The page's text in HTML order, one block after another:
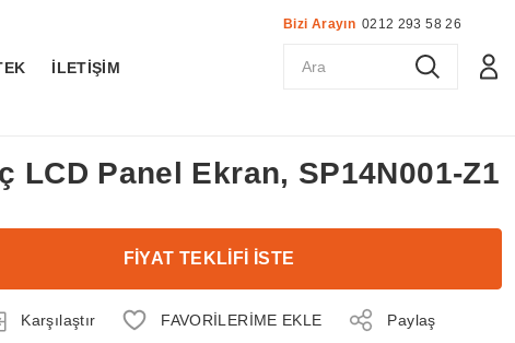
İLETİŞİM
Bizi Arayın 0212 293 58 26
LCD Panel Ekran, SP14N001-Z1
FİYAT TEKLİFİ İSTE
Karşılaştır Paylaş